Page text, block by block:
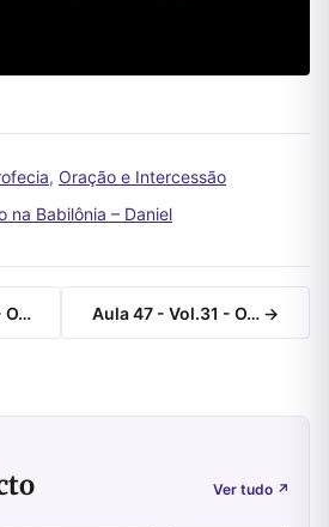
, Oração e Intercessão
na Babilônia – Daniel
O… Aula 47 - Vol.31 - O… →
Ver tudo ↗